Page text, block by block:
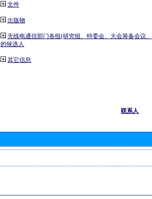
文件
出版物
无线电通信部门各组(研究组、特委会、大会筹备会议
的候选人
其它信息
联系人